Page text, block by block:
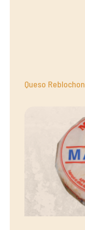
Queso Reblochon